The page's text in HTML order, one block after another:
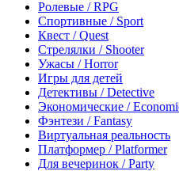
Ролевые / RPG
Спортивные / Sport
Квест / Quest
Стрелялки / Shooter
Ужасы / Horror
Игры для детей
Детективы / Detective
Экономические /
Фэнтези / Fantasy
Виртуальная реальность
Платформер / Platformer
Для вечеринок / Party